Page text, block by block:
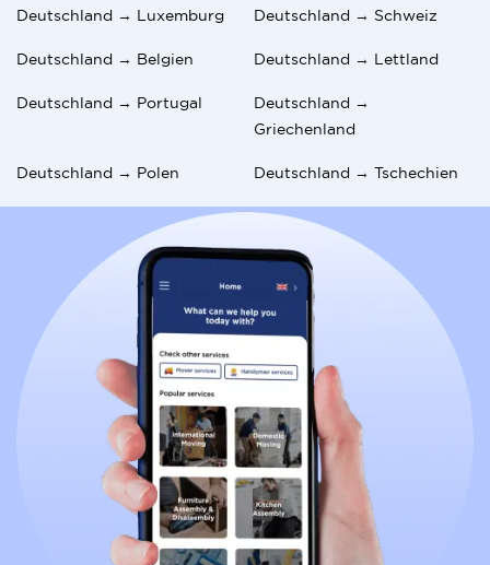
Deutschland → Luxemburg Deutschland → Schweiz
Deutschland → Belgien Deutschland → Lettland
Deutschland → Portugal
Deutschland →
Griechenland
Deutschland → Polen Deutschland → Tschechien